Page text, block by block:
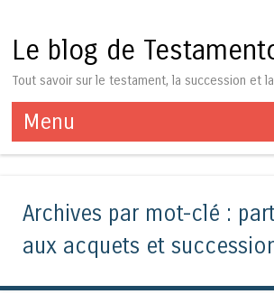
Le blog de
Tout savoir sur le testament, la succession et
Menu
Aller au contenu
Archives par mot-clé :
aux acquets et